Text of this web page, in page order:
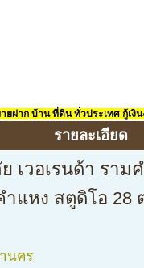
ยฝาก บ้าน ที่ดิน ทั่วประเทศ กู้เงิ
รายละเอียด
เวอเรนด้า ราม
แหง สตูดิโอ 28
นคร